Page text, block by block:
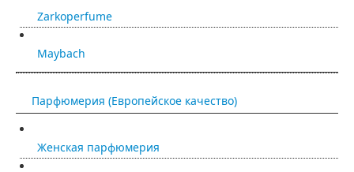
Zarkoperfume
Maybach
Парфюмерия (Европейское качество)
Женская парфюмерия